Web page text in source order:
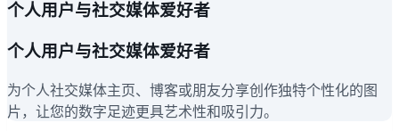
个人用户与社交媒体爱好者
个人用户与社交媒体爱好者
为个人社交媒体主页、博客或朋友分享创作独特个性化的图
片，让您的数字足迹更具艺术性和吸引力。